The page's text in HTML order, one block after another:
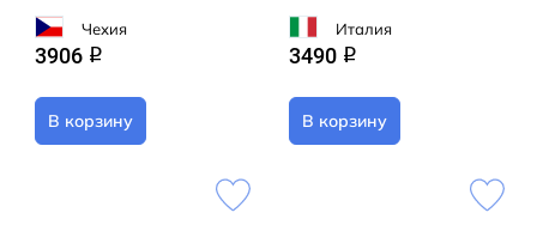
Чехия
3906 q
В корзину
Италия
3490 q
В корзину